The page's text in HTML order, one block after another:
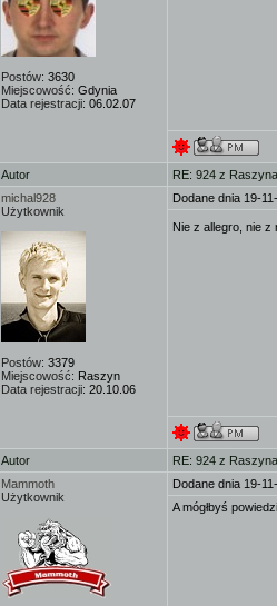
Postów: 3630
Miejscowość: Gdynia
Data rejestracji: 06.02.07
Autor
RE: 924 z
michal928
Użytkownik
Postów: 3379
Miejscowość: Raszyn
Data rejestracji: 20.10.06
Dodane dnia 19-
Nie z allegro, nie
Autor
RE: 924 z
Mammoth
Użytkownik
Dodane dnia 19-
A mógłbyś